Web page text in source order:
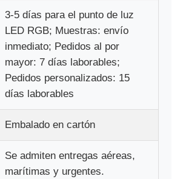
3-5 días para el punto de luz
LED RGB; Muestras: envío
inmediato; Pedidos al por
mayor: 7 días laborables;
Pedidos personalizados: 15
días laborables
Embalado en cartón
Se admiten entregas aéreas,
marítimas y urgentes.